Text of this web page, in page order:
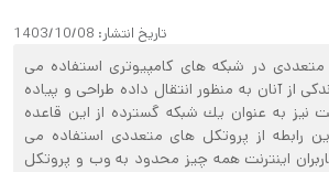
تاریخ انتشار: 1403/10/08
متعددی در شبكه های كامپيوتری استفاده می
از آنان به منظور انتقال داده طراحی و پياده
نيز به عنوان يك شبكه گسترده از اين قاعده
رابطه از پروتكل های متعددی استفاده می
اينترنت همه چيز محدود به وب و پروتكل